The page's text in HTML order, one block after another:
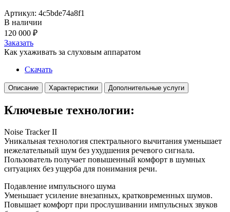
Артикул: 4c5bde74a8f1
В наличии
120 000 ₽
Заказать
Как ухаживать за слуховым аппаратом
Скачать
Описание Характеристики Дополнительные услуги
Ключевые технологии:
Noise Tracker II
Уникальная технология спектрального вычитания уменьшает
нежелательный шум без ухудшения речевого сигнала.
Пользователь получает повышенный комфорт в шумных
ситуациях без ущерба для понимания речи.
Подавление импульсного шума
Уменьшает усиление внезапных, кратковременных шумов.
Повышает комфорт при прослушивании импульсных звуков